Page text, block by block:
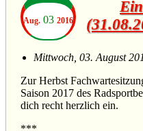
Aug. 03 2016
Mittwoch, 03. August
Zur Herbst
Saison 2017 des
dich recht herzlich ein.
***